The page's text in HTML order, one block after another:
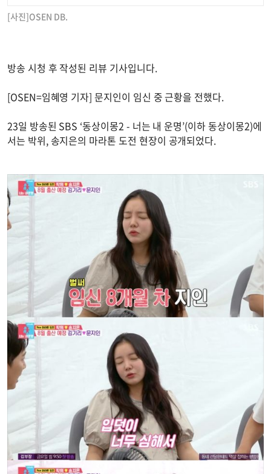
[사진]OSEN DB.
방송 시청 후 작성된 리뷰 기사입니다.
[OSEN=임혜영 기자] 문지인이 임신 중 근황을 전했다.
23일 방송된 SBS ‘동상이몽2 - 너는 내 운명’(이하 동상이몽2)에
서는 박위, 송지은의 마라톤 도전 현장이 공개되었다.